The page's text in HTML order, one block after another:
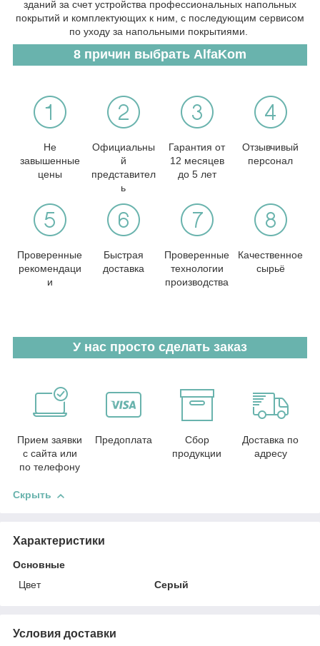
зданий за счет устройства профессиональных напольных
покрытий и комплектующих к ним, с последующим сервисом
по уходу за напольными покрытиями.
8 причин выбрать AlfaKom
Не
завышенные
цены
Официальны
й
представител
ь
Гарантия от
12 месяцев
до 5 лет
Отзывчивый
персонал
Проверенные
рекомендаци
и
Быстрая
доставка
Проверенные
технологии
производства
Качественное
сырьё
У нас просто сделать заказ
Прием заявки
с сайта или
по телефону
Предоплата
Сбор
продукции
Доставка по
адресу
Скрыть
Характеристики
Основные
Цвет
Серый
Условия доставки